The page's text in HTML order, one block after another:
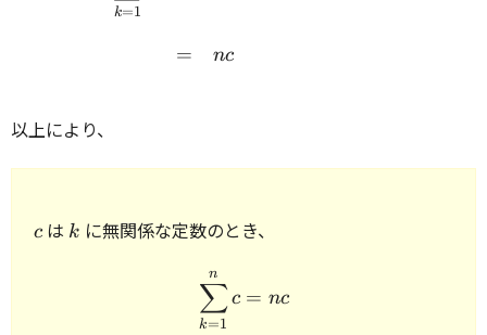
k=1
= nc
以上により、
c
c は k
k に無関係な定数のとき、
k=1
∑
n
c = nc